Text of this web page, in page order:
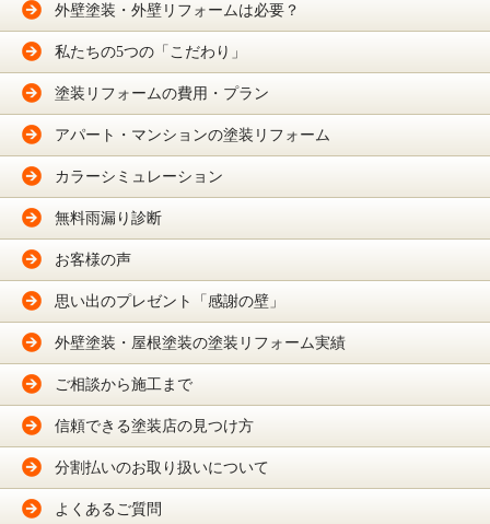
外壁塗装・外壁リフォームは必要？
私たちの5つの「こだわり」
塗装リフォームの費用・プラン
アパート・マンションの塗装リフォーム
カラーシミュレーション
無料雨漏り診断
お客様の声
思い出のプレゼント「感謝の壁」
外壁塗装・屋根塗装の塗装リフォーム実績
ご相談から施工まで
信頼できる塗装店の見つけ方
分割払いのお取り扱いについて
よくあるご質問